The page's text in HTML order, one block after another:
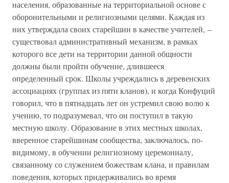
населения, образованные на территориальной основе с
оборонительными и религиозными целями. Каждая из
них утверждала своих старейшин в качестве учителей, –
существовал административный механизм, в рамках
которого все дети на территории данной общности
должны были пройти обучение, длившееся
определенный срок. Школы учреждались в деревенских
ассоциациях (группах из пяти кланов), и когда Конфуций
говорил, что в пятнадцать лет он устремил свою волю к
учению, то подразумевал, что он поступил в такую
местную школу. Образование в этих местных школах,
вверенное старейшинам сообщества, заключалось, по-
видимому, в обучении религиозному церемониалу,
связанному со служением божествам клана, и правилам
поведения, которых придерживались во время